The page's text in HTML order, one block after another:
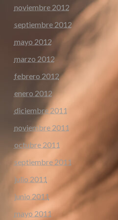
noviembre 2012
septiembre 2012
mayo 2012
marzo 2012
febrero 2012
enero 2012
diciembre 2011
noviembre 2011
octubre 2011
septiembre 2011
julio 2011
junio 2011
mayo 2011